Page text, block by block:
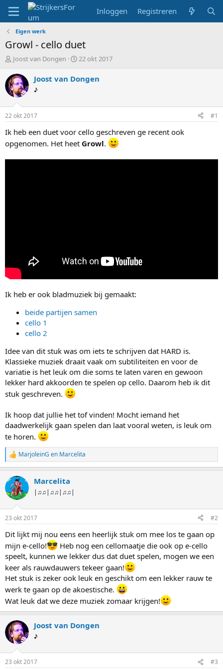
Inloggen Registreren
Eigen werk
Growl - cello duet
T
p
i
c
s
a
r
e
Joost van Dongen
S
a
t
u
22 okt 2017
Joost van Dongen
♪
22 okt 2017 #1
Ik heb een duet voor cello geschreven ge recent ook
opgenomen. Het heet Growl.
Ik heb er ook bladmuziek bij gemaakt:
beide partijen samen
cello 1
cello 2
Idee van dit stuk was om iets te schrijven dat HARD is.
Klassieke muziek draait vaak om subtiliteiten en voor de
variatie is het leuk om die soms te laten varen en gewoon
lekker hard akkoorden te spelen op cello. Daarom heb ik dit
stuk geschreven.
Ik hoop dat jullie het tof vinden! Mocht iemand het
daadwerkelijk gaan spelen dan laat vooral weten, is leuk om
te horen.
W
a
r
d
e
n
e
n
:
MarjoleinG en Marcelita
Marcelita
|♫♫|♫♫|♫♫|
23 okt 2017 #2
Dit lijkt mij nou eens een heerlijk stuk om mee los te gaan op
mijn e-cello!
Heb nog een cellomaatje die ook op e-cello
speelt, kunnen we lekker dus dat duet spelen, mogen we een
keer als rauwdauwers tekeer gaan!
Het stuk is zeker ook leuk en geschikt om een lekker rauw te
werk te gaan op de akoestische.
Wat leuk dat we deze muziek zomaar krijgen!
Joost van Dongen
♪
23 okt 2017 #3